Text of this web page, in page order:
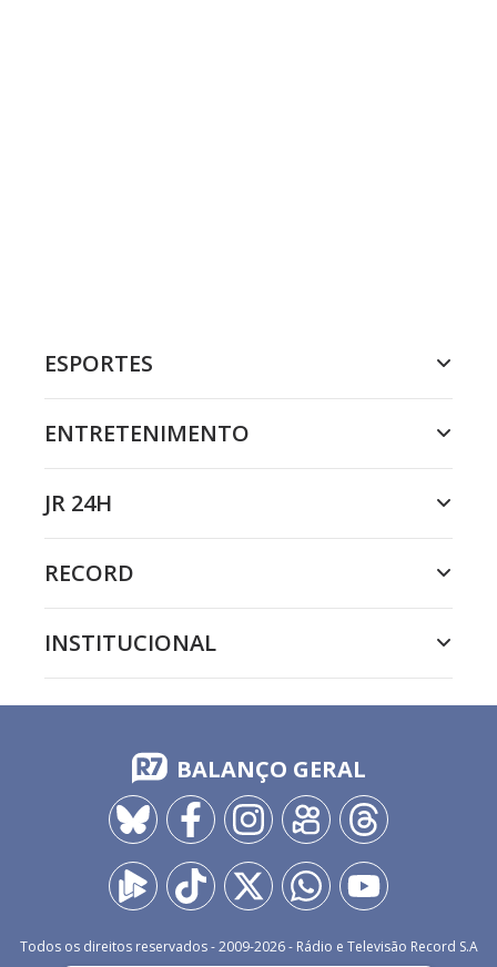
ESPORTES
ENTRETENIMENTO
JR 24H
RECORD
INSTITUCIONAL
BALANÇO GERAL
Todos os direitos reservados - 2009-2026- Rádio e Televisão Record S.A